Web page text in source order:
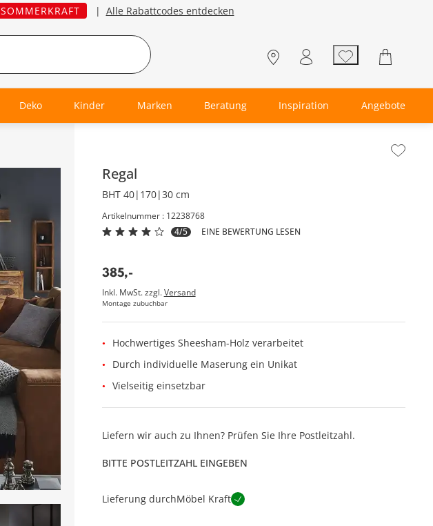
SOMMERKRAFT | Alle Rabattcodes entdecken
Deko Kinder Marken Beratung Inspiration Angebote
Regal
BHT 40|170|30 cm
Artikelnummer : 12238768
4/5
EINE BEWERTUNG LESEN
385,-
Inkl. MwSt. zzgl.Versand
Montage zubuchbar
Hochwertiges Sheesham-Holz verarbeitet
Durch individuelle Maserung ein Unikat
Vielseitig einsetzbar
Liefern wir auch zu Ihnen? Prüfen Sie Ihre Postleitzahl.
BITTE POSTLEITZAHL EINGEBEN
Lieferung durchMöbel Kraft